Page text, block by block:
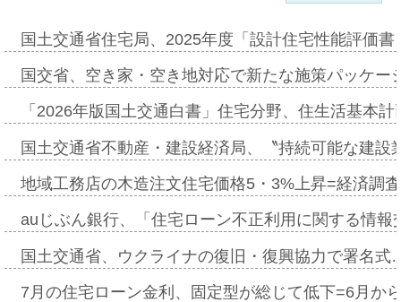
国土交通省住宅局、2025年度「設計住宅性能評価
国交省、空き家・空き地対応で新たな施策パッケ
「2026年版国土交通白書」住宅分野、住生活基本
国土交通省不動産・建設経済局、〝持続可能な建
地域工務店の木造注文住宅価格5・3%上昇=経済調
auじぶん銀行、「住宅ローン不正利用に関する情
国土交通省、ウクライナの復旧・復興協力で署名
7月の住宅ローン金利、固定型が総じて低下=6月か